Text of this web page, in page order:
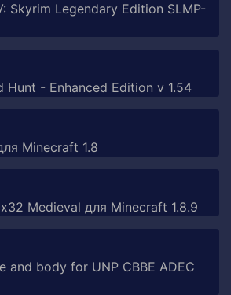
Skyrim Legendary Edition SLMP-
Hunt - Enhanced Edition v 1.54
Minecraft 1.8
Medieval для Minecraft 1.8.9
and body for UNP CBBE ADEC